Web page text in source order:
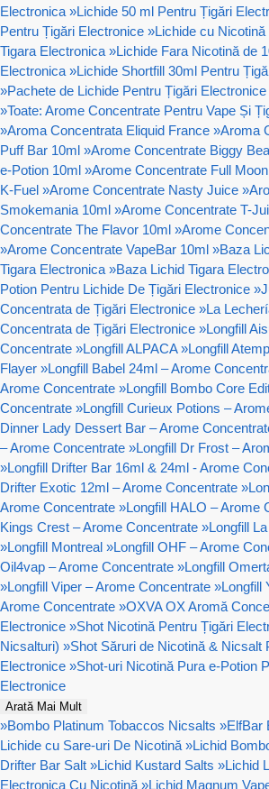
Electronica »Lichide 50 ml Pentru Țigări
Pentru Țigări Electronice »Lichide cu
Tigara Electronica »Lichide Fara Nicotină de
Electronica »Lichide Shortfill 30ml Pentru
»Pachete de Lichide Pentru Țigări Electronice
»Toate: Arome Concentrate Pentru Vape Și
»Aroma Concentrata Eliquid France »Aroma
Puff Bar 10ml »Arome Concentrate Biggy
e-Potion 10ml »Arome Concentrate Full Moon
K-Fuel »Arome Concentrate Nasty Juice »
Smokemania 10ml »Arome Concentrate T-
Concentrate The Flavor 10ml »Arome
»Arome Concentrate VapeBar 10ml »Baza
Tigara Electronica »Baza Lichid Tigara
Potion Pentru Lichide De Țigări Electronice »
Concentrata de Țigări Electronice »La
Concentrata de Țigări Electronice »Longfill
Concentrate »Longfill ALPACA »Longfill
Flayer »Longfill Babel 24ml – Arome
Arome Concentrate »Longfill Bombo Core
Concentrate »Longfill Curieux Potions –
Dinner Lady Dessert Bar – Arome
– Arome Concentrate »Longfill Dr Frost –
»Longfill Drifter Bar 16ml & 24ml - Arome
Drifter Exotic 12ml – Arome Concentrate »
Arome Concentrate »Longfill HALO – Arome
Kings Crest – Arome Concentrate »Longfill
»Longfill Montreal »Longfill OHF – Arome
Oil4vap – Arome Concentrate »Longfill
»Longfill Viper – Arome Concentrate »Longfill
Arome Concentrate »OXVA OX Aromă
Electronice »Shot Nicotină Pentru Țigări
Nicsalturi) »Shot Săruri de Nicotină & Nicsalt
Electronice »Shot-uri Nicotină Pura e-Potion
Electronice
Arată Mai Mult
»Bombo Platinum Tobaccos Nicsalts »ElfBar
Lichide cu Sare-uri De Nicotină »Lichid
Drifter Bar Salt »Lichid Kustard Salts »Lichid
Electronica Cu Nicotină »Lichid Magnum